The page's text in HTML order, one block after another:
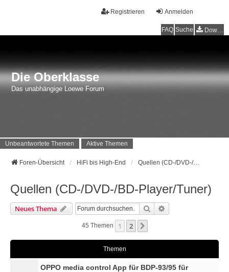
Anmelden
Registrieren
FAQ Suche Downloads
Die Oberklasse
Das unabhängige Loewe Forum
Unbeantwortete Themen Aktive Themen
Foren-Übersicht HiFi bis High-End Quellen (CD-/DVD-/BD-Player/Tuner)
Quellen (CD-/DVD-/BD-Player/Tuner)
Neues Thema Suche
45 Themen 1 2
Themen
OPPO media control App für BDP-93/95 für